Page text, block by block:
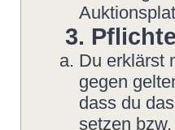
3.
Du erklärst
gegen
dass du
setzen